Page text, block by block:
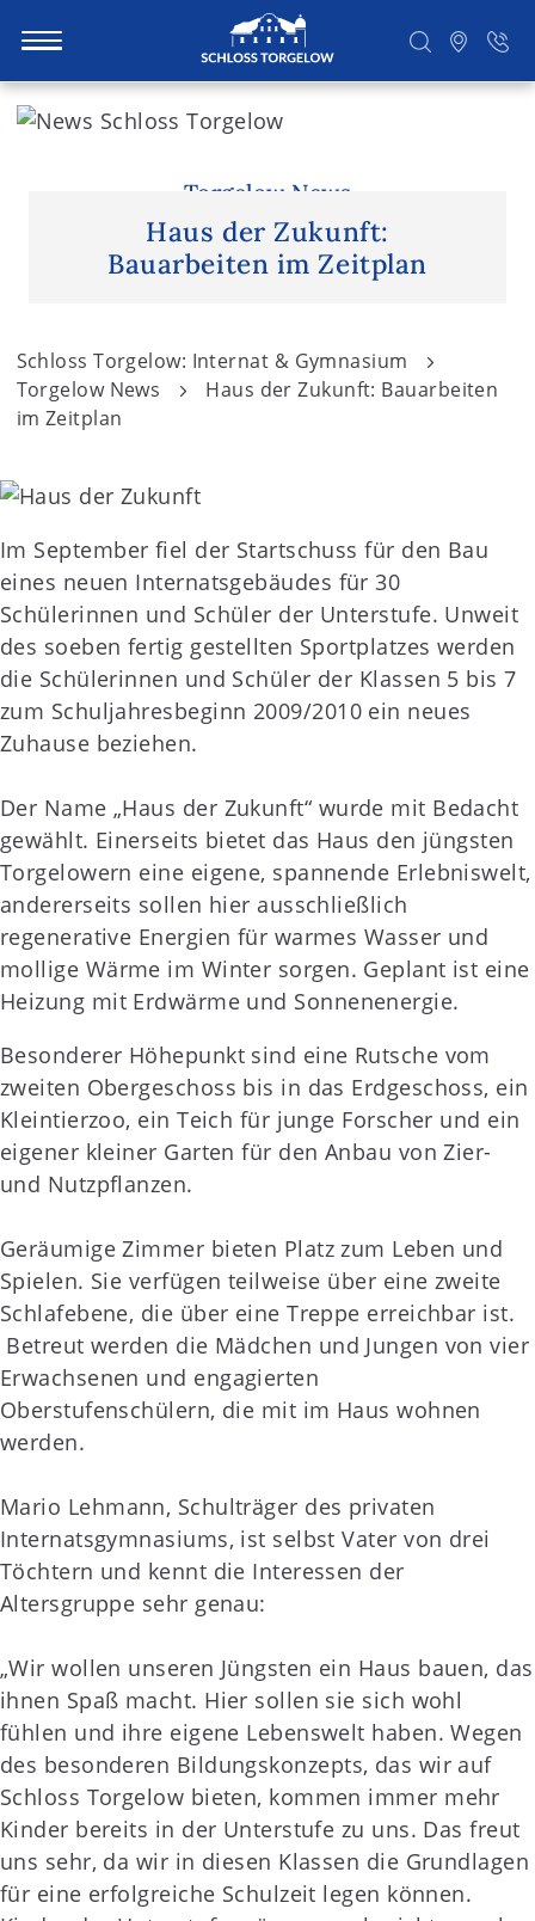
S
t
Torgelow News
Haus der Zukunft:
Bauarbeiten im Zeitplan
Schloss Torgelow: Internat & Gymnasium
Torgelow News
Haus der Zukunft: Bauarbeiten
im Zeitplan
Im September fiel der Startschuss für den Bau
eines neuen Internatsgebäudes für 30
Schülerinnen und Schüler der Unterstufe. Unweit
des soeben fertig gestellten Sportplatzes werden
die Schülerinnen und Schüler der Klassen 5 bis 7
zum Schuljahresbeginn 2009/2010 ein neues
Zuhause beziehen.
Der Name „Haus der Zukunft“ wurde mit Bedacht
gewählt. Einerseits bietet das Haus den jüngsten
Torgelowern eine eigene, spannende Erlebniswelt,
andererseits sollen hier ausschließlich
regenerative Energien für warmes Wasser und
mollige Wärme im Winter sorgen. Geplant ist eine
Heizung mit Erdwärme und Sonnenenergie.
Besonderer Höhepunkt sind eine Rutsche vom
zweiten Obergeschoss bis in das Erdgeschoss, ein
Kleintierzoo, ein Teich für junge Forscher und ein
eigener kleiner Garten für den Anbau von Zier-
und Nutzpflanzen.
Geräumige Zimmer bieten Platz zum Leben und
Spielen. Sie verfügen teilweise über eine zweite
Schlafebene, die über eine Treppe erreichbar ist.
Betreut werden die Mädchen und Jungen von vier
Erwachsenen und engagierten
Oberstufenschülern, die mit im Haus wohnen
werden.
Mario Lehmann, Schulträger des privaten
Internatsgymnasiums, ist selbst Vater von drei
Töchtern und kennt die Interessen der
Altersgruppe sehr genau:
„Wir wollen unseren Jüngsten ein Haus bauen, das
ihnen Spaß macht. Hier sollen sie sich wohl
fühlen und ihre eigene Lebenswelt haben. Wegen
des besonderen Bildungskonzepts, das wir auf
Schloss Torgelow bieten, kommen immer mehr
Kinder bereits in der Unterstufe zu uns. Das freut
uns sehr, da wir in diesen Klassen die Grundlagen
für eine erfolgreiche Schulzeit legen können.